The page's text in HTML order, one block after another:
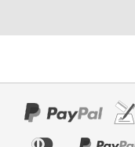
für Cadillac
für Chevrolet